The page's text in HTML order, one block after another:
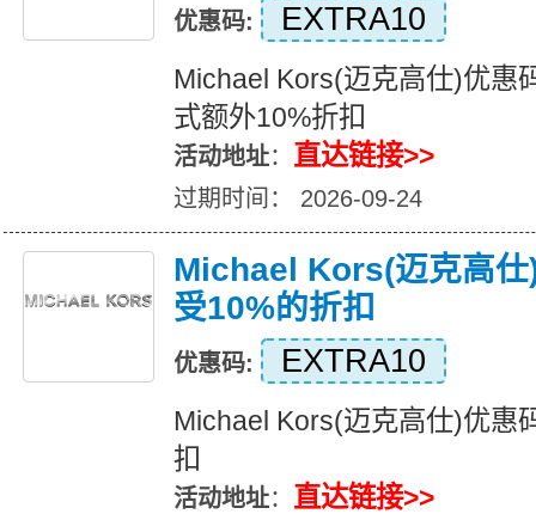
优惠码: EXTRA10
Michael Kors(迈克高仕)优惠
式额外10%折扣
活动地址： 直达链接>>
过期时间： 2026-09-24
Michael Kors(迈克高仕
受10%的折扣
优惠码: EXTRA10
Michael Kors(迈克高仕)优惠
扣
活动地址： 直达链接>>